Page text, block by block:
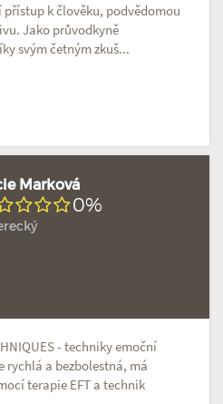
k člověku, podvědomou
Jako průvodkyně
svým četným zkuš...
Marková
0%
- techniky emoční
rychlá a bezbolestná, má
terapie EFT a technik